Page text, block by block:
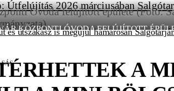
és útszakasz is megújul hamarosan
KÖZPONTI ÓVODA FELÚJÍTOTT
MEGYEI JOGÚ VÁROS
A